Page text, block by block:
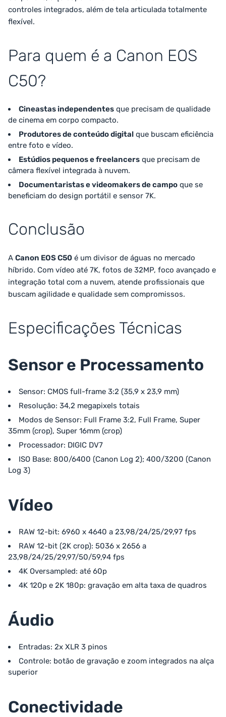
controles integrados, além de tela articulada totalmente
flexível.
Para quem é a Canon EOS
C50?
Cineastas independentes que precisam de qualidade
de cinema em corpo compacto.
Produtores de conteúdo digital que buscam eficiência
entre foto e vídeo.
Estúdios pequenos e freelancers que precisam de
câmera flexível integrada à nuvem.
Documentaristas e videomakers de campo que se
beneficiam do design portátil e sensor 7K.
Conclusão
A Canon EOS C50 é um divisor de águas no mercado
híbrido. Com vídeo até 7K, fotos de 32MP, foco avançado e
integração total com a nuvem, atende profissionais que
buscam agilidade e qualidade sem compromissos.
Especificações Técnicas
Sensor e Processamento
Sensor: CMOS full-frame 3:2 (35,9 x 23,9 mm)
Resolução: 34,2 megapixels totais
Modos de Sensor: Full Frame 3:2, Full Frame, Super
35mm (crop), Super 16mm (crop)
Processador: DIGIC DV7
ISO Base: 800/6400 (Canon Log 2); 400/3200 (Canon
Log 3)
Vídeo
RAW 12-bit: 6960 x 4640 a 23,98/24/25/29,97 fps
RAW 12-bit (2K crop): 5036 x 2656 a
23,98/24/25/29,97/50/59,94 fps
4K Oversampled: até 60p
4K 120p e 2K 180p: gravação em alta taxa de quadros
Áudio
Entradas: 2x XLR 3 pinos
Controle: botão de gravação e zoom integrados na alça
superior
Conectividade